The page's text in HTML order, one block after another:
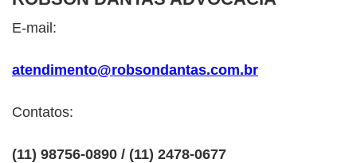
E-mail:
atendimento@robsondantas.com.br
Contatos:
(11) 98756-0890 / (11) 2478-0677